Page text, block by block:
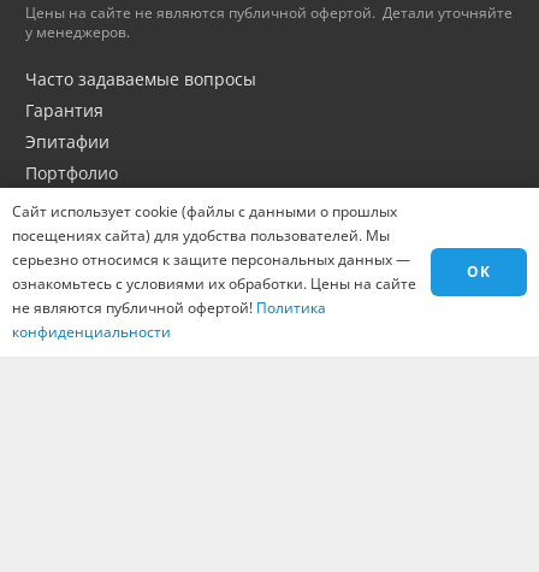
Цены на сайте не являются публичной офертой. Детали уточняйте
у менеджеров.
Часто задаваемые вопросы
Гарантия
Эпитафии
Портфолио
Оптовикам
Материалы
Города
Вакансии
Сайт использует cookie (файлы с данными о прошлых
посещениях сайта) для удобства пользователей. Мы
серьезно относимся к защите персональных данных —
ознакомьтесь с условиями их обработки. Цены на сайте
не являются публичной офертой! Политика
конфиденциальности
OK